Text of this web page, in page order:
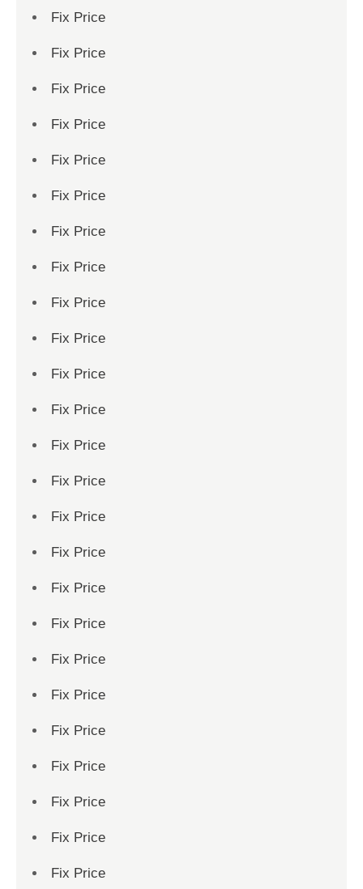
Fix Price
Fix Price
Fix Price
Fix Price
Fix Price
Fix Price
Fix Price
Fix Price
Fix Price
Fix Price
Fix Price
Fix Price
Fix Price
Fix Price
Fix Price
Fix Price
Fix Price
Fix Price
Fix Price
Fix Price
Fix Price
Fix Price
Fix Price
Fix Price
Fix Price